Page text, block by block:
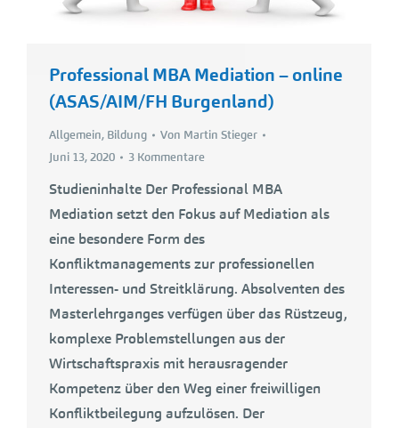
Professional MBA Mediation – online
(ASAS/AIM/FH Burgenland)
Allgemein, Bildung Von Martin Stieger
Juni 13, 2020
3 Kommentare
Studieninhalte Der Professional MBA
Mediation setzt den Fokus auf Mediation als
eine besondere Form des
Konfliktmanagements zur professionellen
Interessen- und Streitklärung. Absolventen des
Masterlehrganges verfügen über das Rüstzeug,
komplexe Problemstellungen aus der
Wirtschaftspraxis mit herausragender
Kompetenz über den Weg einer freiwilligen
Konfliktbeilegung aufzulösen. Der